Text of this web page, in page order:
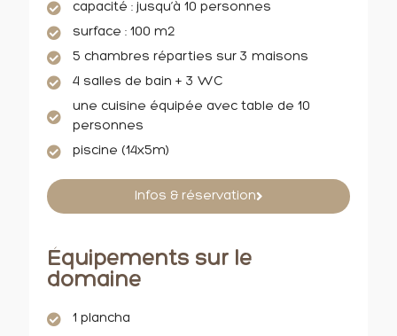
capacité : jusqu’à 10 personnes
surface : 100 m2
5 chambres réparties sur 3 maisons
4 salles de bain + 3 WC
une cuisine équipée avec table de 10
personnes
piscine (14x5m)
Infos & réservation
Équipements sur le
domaine
1 plancha